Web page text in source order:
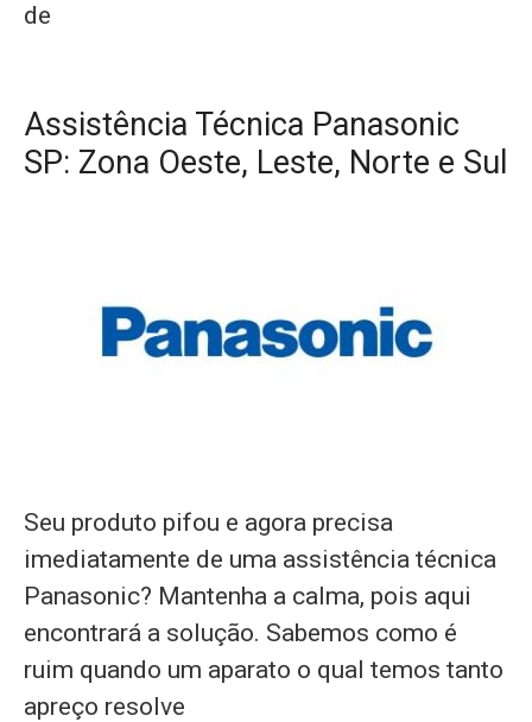
de
Assistência Técnica Panasonic
SP: Zona Oeste, Leste, Norte e Sul
Seu produto pifou e agora precisa
imediatamente de uma assistência técnica
Panasonic? Mantenha a calma, pois aqui
encontrará a solução. Sabemos como é
ruim quando um aparato o qual temos tanto
apreço resolve